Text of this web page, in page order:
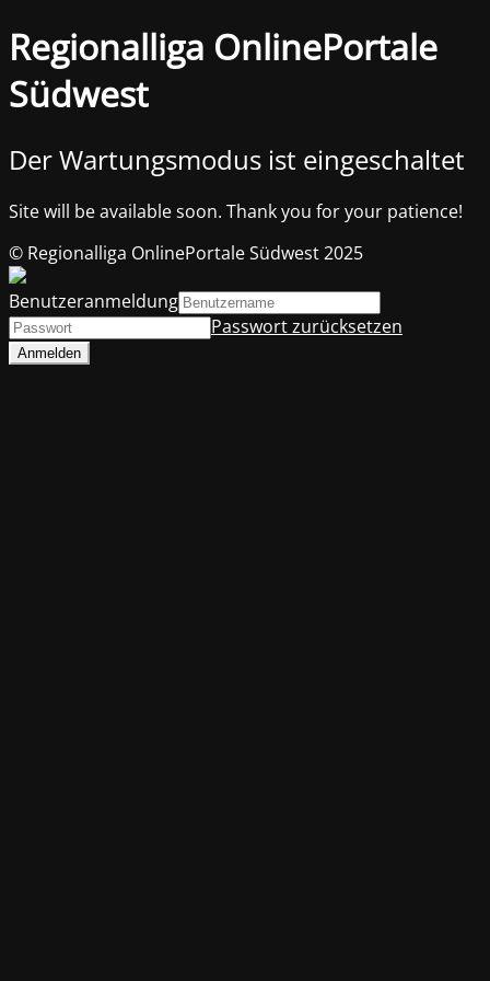
Regionalliga OnlinePortale
Südwest
Der Wartungsmodus ist eingeschaltet
Site will be available soon. Thank you for your patience!
© Regionalliga OnlinePortale Südwest 2025
Benutzeranmeldung
Passwort zurücksetzen